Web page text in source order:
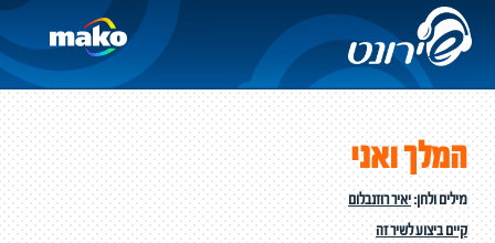
המלך ואני
מילים ולחן:יאיר רוזנבלום
קיים ביצוע לשיר זה